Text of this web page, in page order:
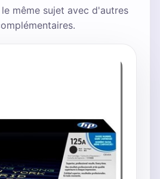
même sujet avec d'autres